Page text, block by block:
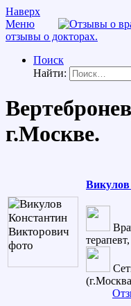
Наверх
Меню
отзывы о докторах.
Поиск
Найти:
г.Москве.